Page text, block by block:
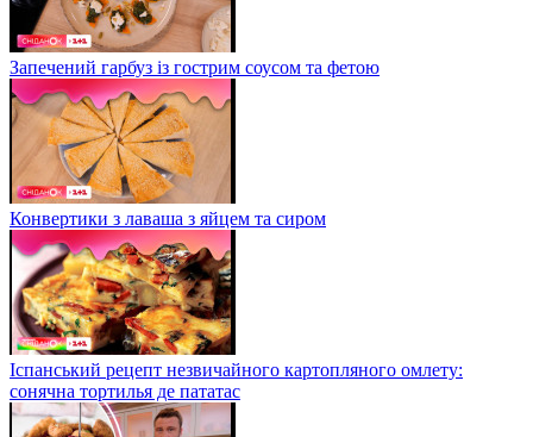
Запечений гарбуз із гострим соусом та фетою
Конвертики з лаваша з яйцем та сиром
Іспанський рецепт незвичайного картопляного омлету:
сонячна тортилья де пататас